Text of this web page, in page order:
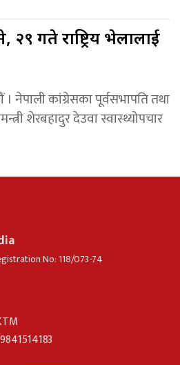
२९ गते राष्ट्रिय भेलालाई
। नेपाली कांग्रेसका पूर्वसभापति तथा
शेरबहादुर देउवा स्वास्थ्योपचार
No: 118/073-74